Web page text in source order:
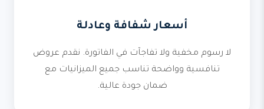
أسعار شفافة وعادلة
لا رسوم مخفية ولا تفاجآت في الفاتورة. نقدم عروض
تنافسية وواضحة تناسب جميع الميزانيات مع
ضمان جودة عالية.